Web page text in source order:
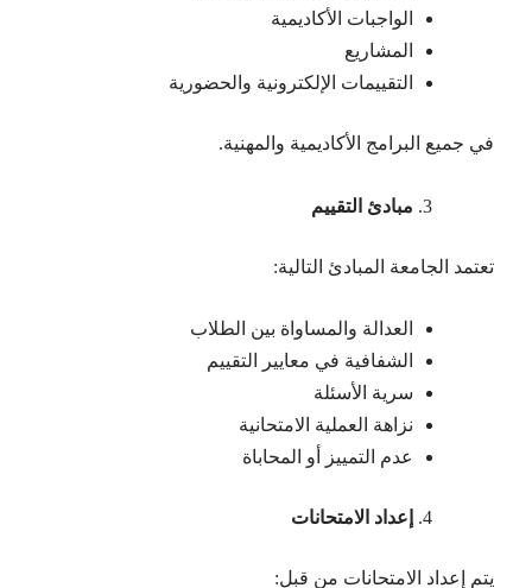
الواجبات الأكاديمية
المشاريع
التقييمات الإلكترونية والحضورية
في جميع البرامج الأكاديمية والمهنية.
مبادئ التقييم
تعتمد الجامعة المبادئ التالية:
العدالة والمساواة بين الطلاب
الشفافية في معايير التقييم
سرية الأسئلة
نزاهة العملية الامتحانية
عدم التمييز أو المحاباة
إعداد الامتحانات
يتم إعداد الامتحانات من قبل: